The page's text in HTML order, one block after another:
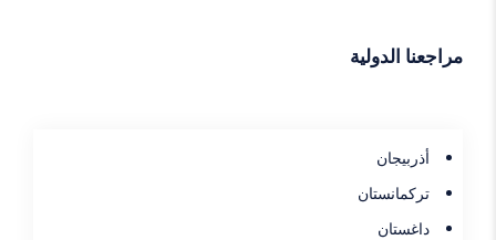
مراجعنا الدولية
أذربيجان
تركمانستان
داغستان